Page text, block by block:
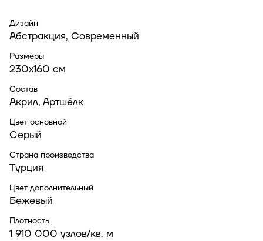
Дизайн
Абстракция, Современный
Размеры
230x160 см
Состав
Акрил, Артшёлк
Цвет основной
Серый
Страна производства
Турция
Цвет дополнительный
Бежевый
Плотность
1 910 000 узлов/кв. м